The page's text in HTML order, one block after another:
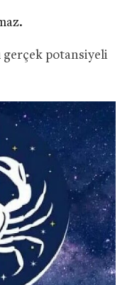
gerçek potansiyeli